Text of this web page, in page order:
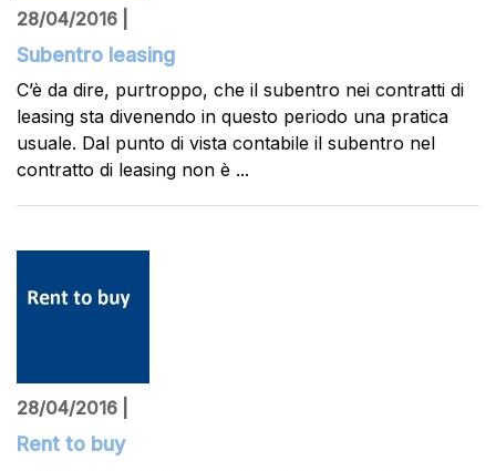
28/04/2016 |
Subentro leasing
C’è da dire, purtroppo, che il subentro nei contratti di
leasing sta divenendo in questo periodo una pratica
usuale. Dal punto di vista contabile il subentro nel
contratto di leasing non è ...
28/04/2016 |
Rent to buy